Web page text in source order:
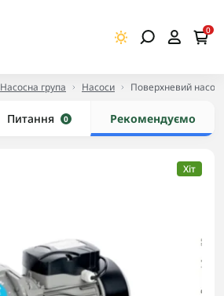
0
Насосна група Насоси Поверхневий насос
Питання 0 Рекомендуємо
Хіт